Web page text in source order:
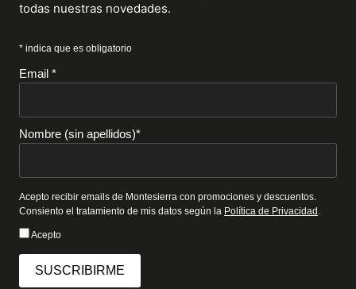
todas nuestras novedades.
* indica que es obligatorio
Email *
Nombre (sin apellidos)*
Acepto recibir emails de Montesierra con promociones y descuentos.
Consiento el tratamiento de mis datos según la Política de Privacidad .
Acepto
SUSCRIBIRME